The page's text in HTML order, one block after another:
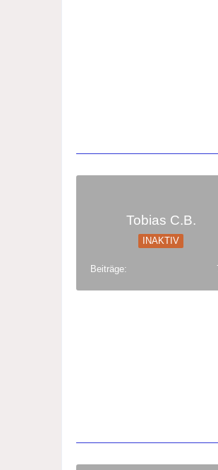
Tobias C.B.
INAKTIV
Beiträge